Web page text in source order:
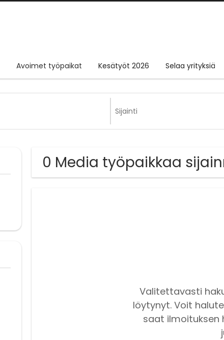
Avoimet työpaikat Kesätyöt 2026 Selaa yrityksiä
0 Media työpaikkaa
Valitettavasti
löytynyt. Voit
saat ilmoituksen